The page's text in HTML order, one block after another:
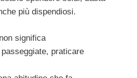
più dispendiosi.
significa
praticare